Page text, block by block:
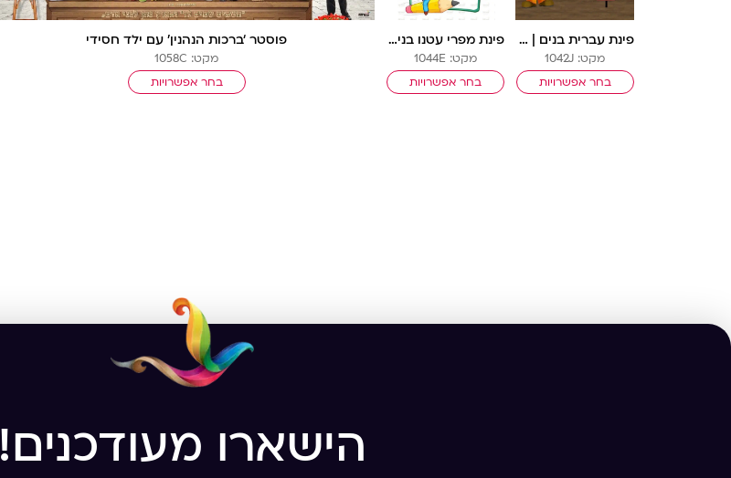
פינת עברית בנים | בנאים
מקט: 1042J
בחר אפשרויות
פינת מפרי עטנו בנים | ילדותית מאוירת
מקט: 1044E
בחר אפשרויות
פוסטר ‘ברכות הנהנין’ עם ילד חסידי
מקט: 1058C
בחר אפשרויות
הישארו מעודכנים!